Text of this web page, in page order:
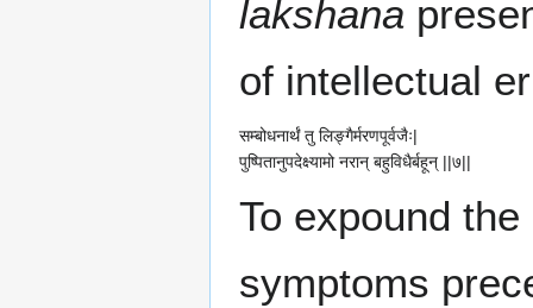
lakshana
of intellectual
सम्बोधनार्थं तु लिङ्गैर्मरणपूर्वजैः|
पुष्पितानुपदेक्ष्यामो नरान् बहुविधैर्बहून् ||७||
To expound
symptoms